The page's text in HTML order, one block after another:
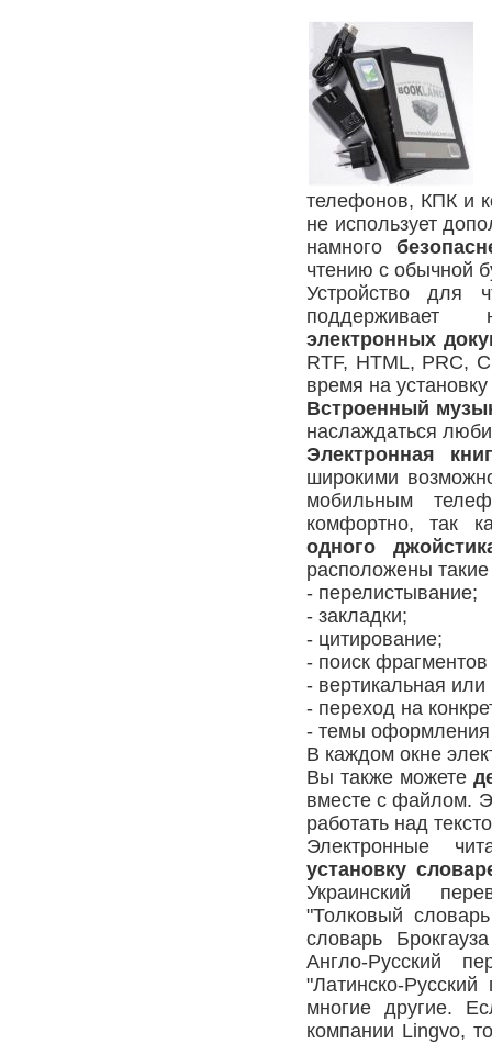
телефонов, КПК и
не использует
намного
чтению с обычной
Устройство для
электронных
RTF, HTML, PRC,
время на
Встроенный
наслаждаться
Электронная
широкими
мобильным
комфортно, так
одного
расположены
- перелистывание;
- закладки;
- цитирование;
- поиск фрагментов
- вертикальная или
- переход на
- темы оформления
В каждом окне
Вы также можете
вместе с файлом.
работать над
Электронные
установку
Украинский
"Толковый
словарь
Англо-Русский
"Латинско-
многие другие.
компании Lingvo,